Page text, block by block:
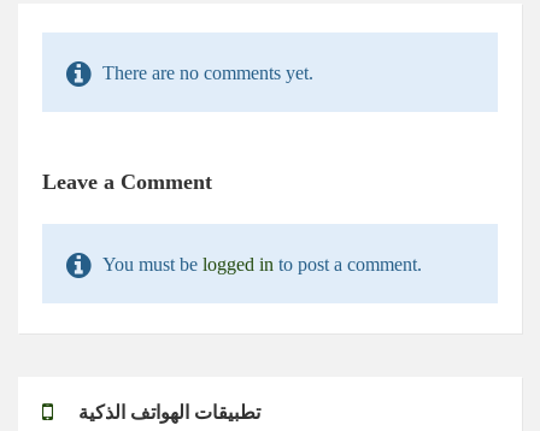
There are no comments yet.
Leave a Comment
You must be logged in to post a comment.
تطبيقات الهواتف الذكية